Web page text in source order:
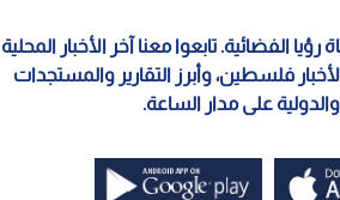
رؤيا الفضائية. تابعوا معنا آخر الأخبار المحلية
فلسطين، وأبرز التقارير والمستجدات
والدولية على مدار الساعة.